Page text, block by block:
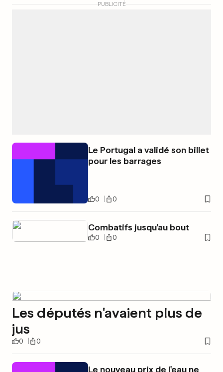
Le Portugal a validé son billet
pour les barrages
0 0
Combatifs jusqu'au bout
0 0
PUBLICITÉ
Les députés n'avaient plus de
jus
0 0
Le nouveau prix de l'eau ne